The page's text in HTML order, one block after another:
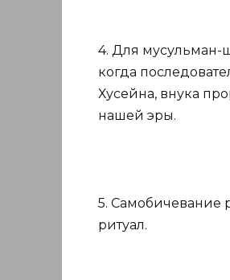
4. Для мусульман-
когда
Хусейна, внука
нашей эры.
5. Самобичевание
ритуал.